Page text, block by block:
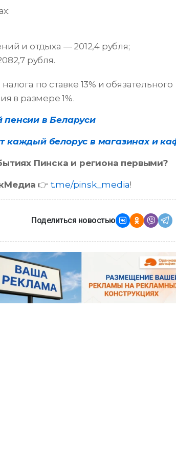
и отдыха — 2012,4 рубля;
рубля.
по ставке 13% и обязательного
в размере 1%.
пенсии в Беларуси
каждый белорус в магазинах и
Пинска и региона первыми?
👉 t.me/pinsk_media!
Поделиться новостью